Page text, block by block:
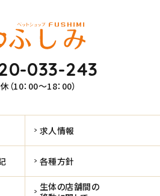
033-243
（10：00～18：00）
求人情報
各種方針
生体の店舗間の